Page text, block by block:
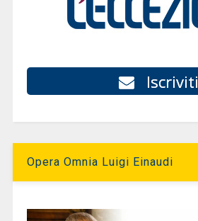
Iscriviti
Opera Omnia Luigi Einaudi